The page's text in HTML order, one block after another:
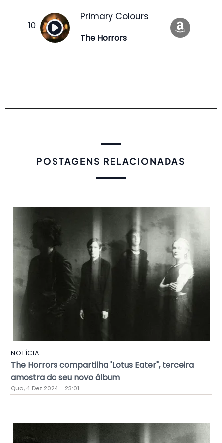
Primary Colours
The Horrors
POSTAGENS RELACIONADAS
NOTÍCIA
The Horrors compartilha "Lotus Eater", terceira
amostra do seu novo álbum
Qua, 4 Dez 2024 - 23:01